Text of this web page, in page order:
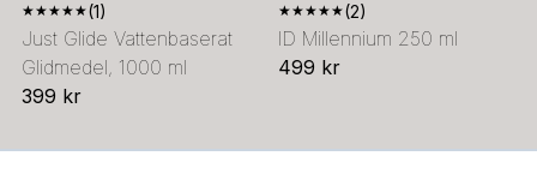
★★★★★(1)
Just Glide Vattenbaserat
Glidmedel, 1000 ml
399 kr
★★★★★(2)
ID Millennium 250 ml
499 kr